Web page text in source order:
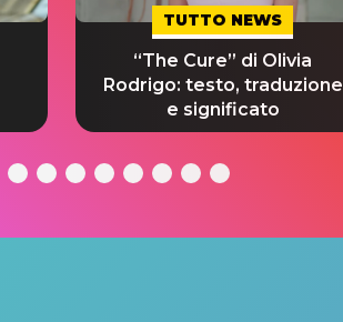
TUTTO NEWS
“The Cure” di Olivia
Rodrigo: testo, traduzione
e significato